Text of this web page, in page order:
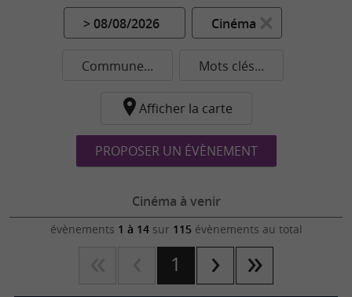
> 08/08/2026 Cinéma
Commune... Mots clés...
Afficher la carte
PROPOSER UN ÉVÈNEMENT
Cinéma à venir
évènements 1 à 14sur 115 évènements au total
1